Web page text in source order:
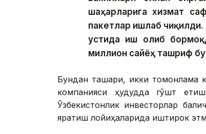
шаҳарларига хизмат
пакетлар ишлаб
устида иш олиб
миллион сайёҳ ташриф
Бундан ташқари, икки томонлама
компанияси ҳудудда гўшт
Ўзбекистонлик инвесторлар
яратиш лойиҳаларида иштирок